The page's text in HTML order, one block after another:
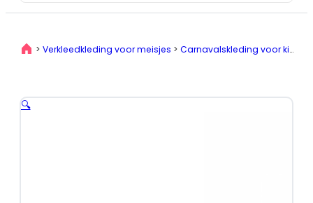
Prinsessenjurken
> Verkleedkleding voor meisjes > Carnavalskleding voor kinderen
🔍